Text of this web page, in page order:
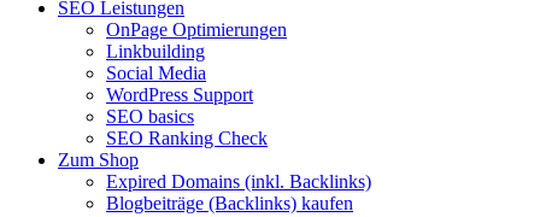
SEO Leistungen
OnPage Optimierungen
Linkbuilding
Social Media
WordPress Support
SEO basics
SEO Ranking Check
Zum Shop
Expired Domains (inkl. Backlinks)
Blogbeiträge (Backlinks) kaufen